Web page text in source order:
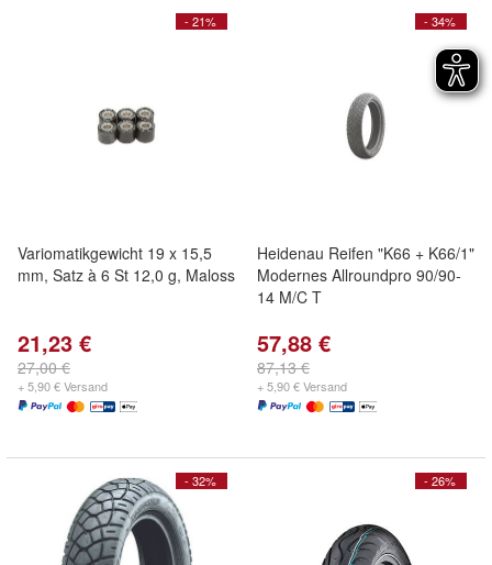
- 21%
Variomatikgewicht 19 x 15,5
mm, Satz à 6 St 12,0 g, Maloss
21,23 €
27,00 €
+ 5,90 € Versand
- 34%
Heidenau Reifen "K66 + K66/1"
Modernes Allroundpro 90/90-
14 M/C T
57,88 €
87,13 €
+ 5,90 € Versand
- 32% - 26%